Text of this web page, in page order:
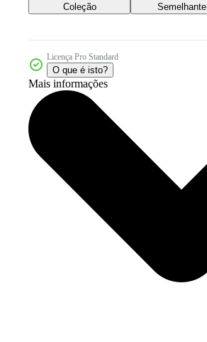
Coleção Semelhante
Licença Pro Standard
O que é isto?
Mais informações